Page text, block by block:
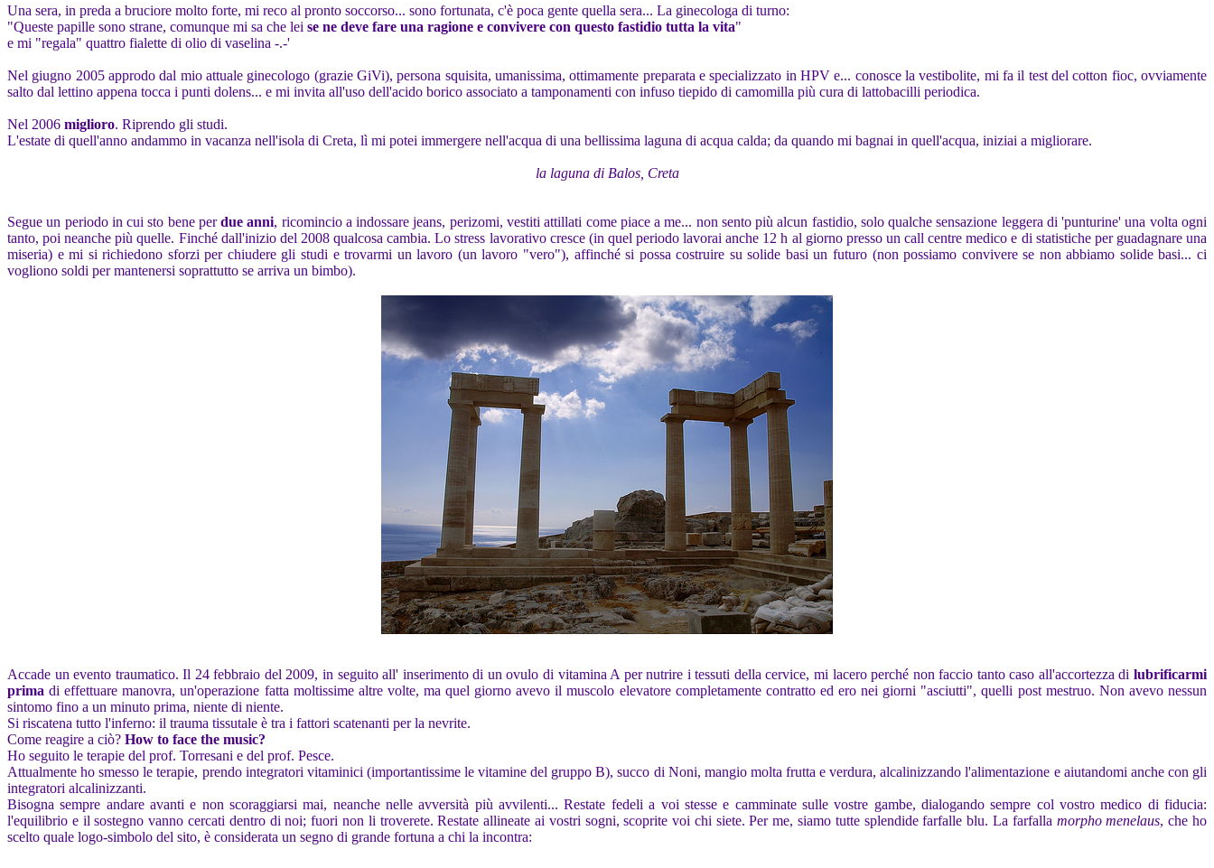
Una sera, in preda a bruciore molto forte, mi reco al pronto soccorso... sono fortunata, c'è poca gente quella sera... La ginecologa di turno:
"Queste papille sono strane, comunque mi sa che lei se ne deve fare una ragione e convivere con questo fastidio tutta la vita"
e mi "regala" quattro fialette di olio di vaselina -.-'
Nel giugno 2005 approdo dal mio attuale ginecologo (grazie GiVi), persona squisita, umanissima, ottimamente preparata e specializzato in HPV e... conosce la vestibolite, mi fa il test del cotton fioc, ovviamente
salto dal lettino appena tocca i punti dolens... e mi invita all'uso dell'acido borico associato a tamponamenti con infuso tiepido di camomilla più cura di lattobacilli periodica.
Nel 2006 miglioro. Riprendo gli studi.
L'estate di quell'anno andammo in vacanza nell'isola di Creta, lì mi potei immergere nell'acqua di una bellissima laguna di acqua calda; da quando mi bagnai in quell'acqua, iniziai a migliorare.
la laguna di Balos, Creta
Segue un periodo in cui sto bene perdue anni, ricomincio a indossare jeans, perizomi, vestiti attillati come piace a me... non sento più alcun fastidio, solo qualche sensazione leggera di 'punturine' una volta ogni
tanto, poi neanche più quelle. Finché dall'inizio del 2008 qualcosa cambia. Lo stress lavorativo cresce (in quel periodo lavorai anche 12 h al giorno presso un call centre medico e di statistiche per guadagnare una
miseria) e mi si richiedono sforzi per chiudere gli studi e trovarmi un lavoro (un lavoro "vero"), affinché si possa costruire su solide basi un futuro (non possiamo convivere se non abbiamo solide basi... ci
vogliono soldi per mantenersi soprattutto se arriva un bimbo).
Accade un evento traumatico. Il 24 febbraio del 2009, in seguito all' inserimento di un ovulo di vitamina A per nutrire i tessuti della cervice, mi lacero perché non faccio tanto caso all'accortezza di lubrificarmi
prima di effettuare manovra, un'operazione fatta moltissime altre volte, ma quel giorno avevo il muscolo elevatore completamente contratto ed ero nei giorni "asciutti", quelli post mestruo. Non avevo nessun
sintomo fino a un minuto prima, niente di niente.
Si riscatena tutto l'inferno: il trauma tissutale è tra i fattori scatenanti per la nevrite.
Come reagire a ciò? How to face the music?
Ho seguito le terapie del prof. Torresani e del prof. Pesce.
Attualmente ho smesso le terapie, prendo integratori vitaminici (importantissime le vitamine del gruppo B), succo di Noni, mangio molta frutta e verdura, alcalinizzando l'alimentazione e aiutandomi anche con gli
integratori alcalinizzanti.
Bisogna sempre andare avanti e non scoraggiarsi mai, neanche nelle avversità più avvilenti... Restate fedeli a voi stesse e camminate sulle vostre gambe, dialogando sempre col vostro medico di fiducia:
l'equilibrio e il sostegno vanno cercati dentro di noi; fuori non li troverete. Restate allineate ai vostri sogni, scoprite voi chi siete. Per me, siamo tutte splendide farfalle blu. La farfalla morpho menelaus, che ho
scelto quale logo-simbolo del sito, è considerata un segno di grande fortuna a chi la incontra: